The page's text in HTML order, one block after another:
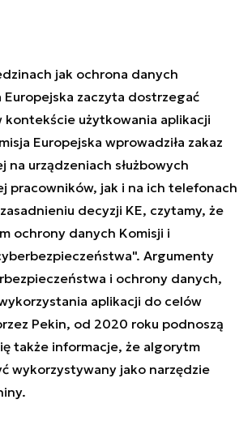
jak ochrona danych
Europejska zaczyta dostrzegać
kontekście użytkowania aplikacji
Europejska wprowadziła zakaz
na urządzeniach służbowych
pracowników, jak i na ich telefonach
decyzji KE, czytamy, że
ochrony danych Komisji i
Argumenty
i ochrony danych,
aplikacji do celów
Pekin, od 2020 roku podnoszą
także informacje, że algorytm
wykorzystywany jako narzędzie